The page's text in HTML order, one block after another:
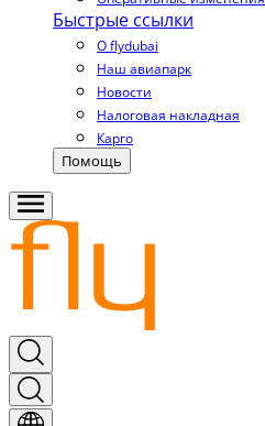
Быстрые ссылки
О flydubai
Наш авиапарк
Новости
Налоговая накладная
Карго
Помощь